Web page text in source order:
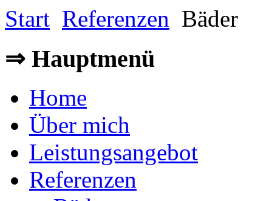
Start Referenzen Bäder
⇒ Hauptmenü
Home
Über mich
Leistungsangebot
Referenzen